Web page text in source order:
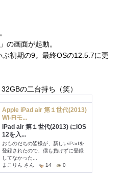
の画面が起動。
初期の9。最終OSの12.5.7に更
の二台持ち（笑）